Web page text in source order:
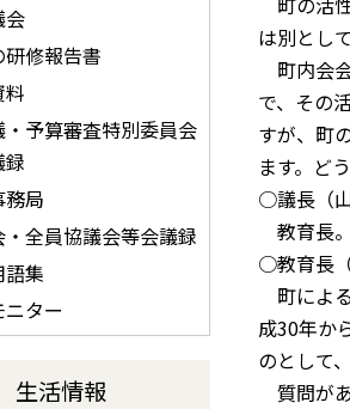
会
修報告書
料
・予算審査特別委員会
録
局
・全員協議会等会議録
集
ター
生活情報
は別とし
町内会
で、その
すが、町
ます。ど
○議長（
教育長。
○教育長
町によ
成30年か
のとして
質問が